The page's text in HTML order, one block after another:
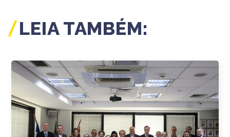
LEIA TAMBÉM: